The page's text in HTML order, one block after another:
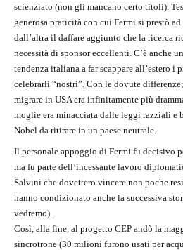
scienziato (non gli mancano certo titoli).
generosa praticità con cui Fermi si prestò
dall’altra il daffare aggiunto che la ricerca
necessità di sponsor eccellenti. C’è anche
tendenza italiana a far scappare all’estero i
celebrarli “nostri”. Con le dovute
migrare in USA era infinitamente più
moglie era minacciata dalle leggi razziali e
Nobel da ritirare in un paese neutrale.
Il personale appoggio di Fermi fu decisivo
ma fu parte dell’incessante lavoro
Salvini che dovettero vincere non poche
hanno condizionato anche la successiva
vedremo).
Così, alla fine, al progetto CEP andò la
sincrotrone (30 milioni furono usati per